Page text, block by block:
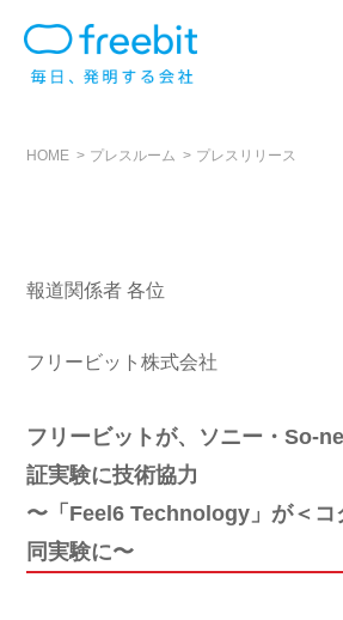
HOME プレスルーム プレスリリース
報道関係者 各位
フリービット株式会社
フリービットが、ソニー・So-
証実験に技術協力
〜「Feel6 Technology」が＜コ
同実験に〜